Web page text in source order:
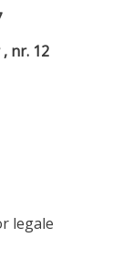
nr. 12
legale